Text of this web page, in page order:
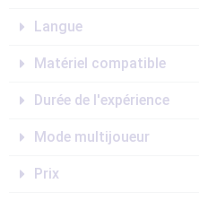
Langue
Matériel compatible
Durée de l'expérience
Mode multijoueur
Prix